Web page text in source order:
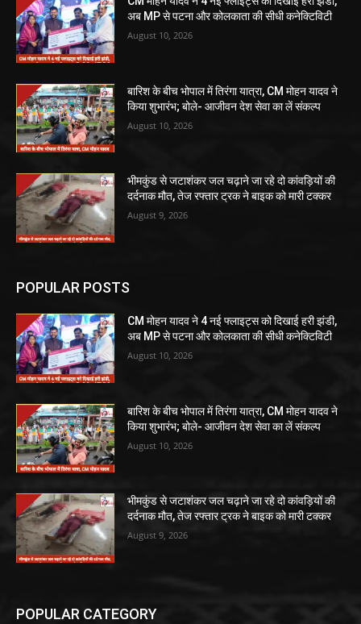
अब MP से पटना और कोलकाता की सीधी कनेक्टिविटी
August 10, 2026
बारिश के बीच भोपाल में तिरंगा यात्रा, CM मोहन यादव ने
किया शुभारंभ; बोले- आजीवन देश सेवा का लें संकल्प
August 10, 2026
भीमकुंड से जटाशंकर जल चढ़ाने जा रहे दो कांवड़ियों की
दर्दनाक मौत, तेज रफ्तार ट्रक ने बाइक को मारी टक्कर
August 9, 2026
POPULAR POSTS
CM मोहन यादव ने 4 नई फ्लाइट्स को दिखाई हरी झंडी,
अब MP से पटना और कोलकाता की सीधी कनेक्टिविटी
August 10, 2026
बारिश के बीच भोपाल में तिरंगा यात्रा, CM मोहन यादव ने
किया शुभारंभ; बोले- आजीवन देश सेवा का लें संकल्प
August 10, 2026
भीमकुंड से जटाशंकर जल चढ़ाने जा रहे दो कांवड़ियों की
दर्दनाक मौत, तेज रफ्तार ट्रक ने बाइक को मारी टक्कर
August 9, 2026
POPULAR CATEGORY